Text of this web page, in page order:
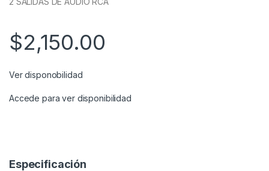
$2,150.00
Ver disponobilidad
Accede para ver disponibilidad
Especificación